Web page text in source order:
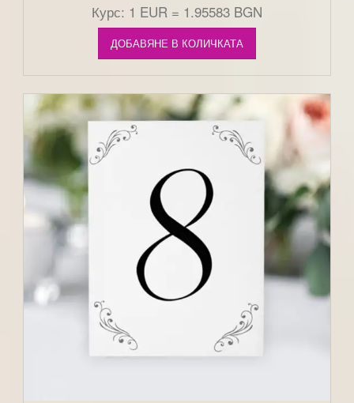
Курс: 1 EUR = 1.95583 BGN
ДОБАВЯНЕ В КОЛИЧКАТА